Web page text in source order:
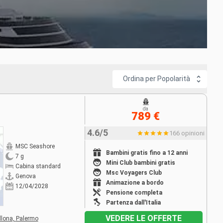
Seaside, Meraviglia, Fantasia, Musica e Lirica.
diverse si prenderanno cura dei 5331 passeggeri e
per una crociera romantica. Per non parlare,
compreso la disposizione delle cabine, che è stata ben
quindi della
tecnologia MSC For Me per semplificare la
Ordina per Popolarità
MSC Seashore
7 g
Cabina standard
Genova
12/04/2028
4.6/5 166 opinioni
Bambini gratis fino a 12 anni
Mini Club bambini gratis
Msc Voyagers Club
Animazione a bordo
Pensione completa
Partenza dall'Italia
da
789 €
Palermo VEDERE LE OFFERTE